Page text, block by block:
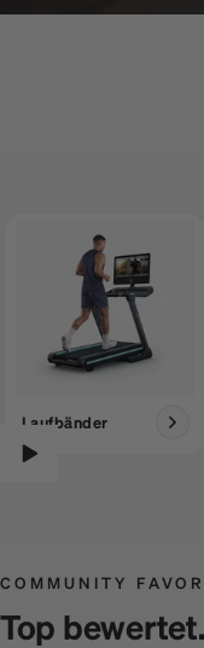
Laufbänder
COMMUNITY
Top